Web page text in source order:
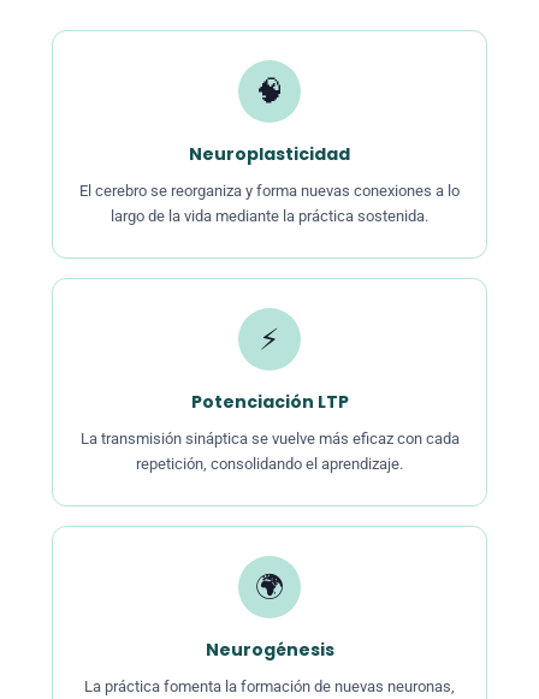
🧠
Neuroplasticidad
El cerebro se reorganiza y forma nuevas conexiones a lo
largo de la vida mediante la práctica sostenida.
⚡
Potenciación LTP
La transmisión sináptica se vuelve más eficaz con cada
repetición, consolidando el aprendizaje.
🌍
Neurogénesis
La práctica fomenta la formación de nuevas neuronas,